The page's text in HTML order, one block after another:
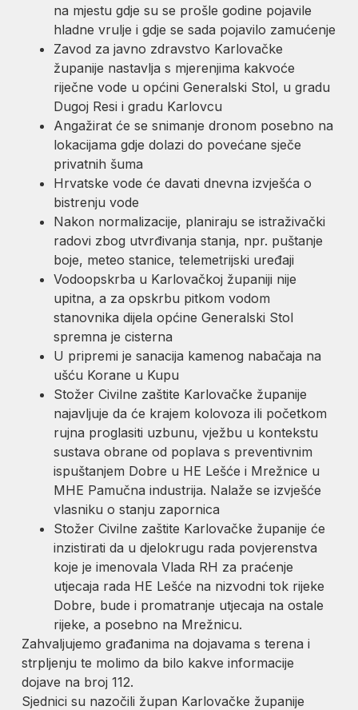
na mjestu gdje su se prošle godine pojavile
hladne vrulje i gdje se sada pojavilo zamućenje
Zavod za javno zdravstvo Karlovačke
županije nastavlja s mjerenjima kakvoće
riječne vode u općini Generalski Stol, u gradu
Dugoj Resi i gradu Karlovcu
Angažirat će se snimanje dronom posebno na
lokacijama gdje dolazi do povećane sječe
privatnih šuma
Hrvatske vode će davati dnevna izvješća o
bistrenju vode
Nakon normalizacije, planiraju se istraživački
radovi zbog utvrđivanja stanja, npr. puštanje
boje, meteo stanice, telemetrijski uređaji
Vodoopskrba u Karlovačkoj županiji nije
upitna, a za opskrbu pitkom vodom
stanovnika dijela općine Generalski Stol
spremna je cisterna
U pripremi je sanacija kamenog nabačaja na
ušću Korane u Kupu
Stožer Civilne zaštite Karlovačke županije
najavljuje da će krajem kolovoza ili početkom
rujna proglasiti uzbunu, vježbu u kontekstu
sustava obrane od poplava s preventivnim
ispuštanjem Dobre u HE Lešće i Mrežnice u
MHE Pamučna industrija. Nalaže se izvješće
vlasniku o stanju zapornica
Stožer Civilne zaštite Karlovačke županije će
inzistirati da u djelokrugu rada povjerenstva
koje je imenovala Vlada RH za praćenje
utjecaja rada HE Lešće na nizvodni tok rijeke
Dobre, bude i promatranje utjecaja na ostale
rijeke, a posebno na Mrežnicu.
Zahvaljujemo građanima na dojavama s terena i
strpljenju te molimo da bilo kakve informacije
dojave na broj 112.
Sjednici su nazočili župan Karlovačke županije